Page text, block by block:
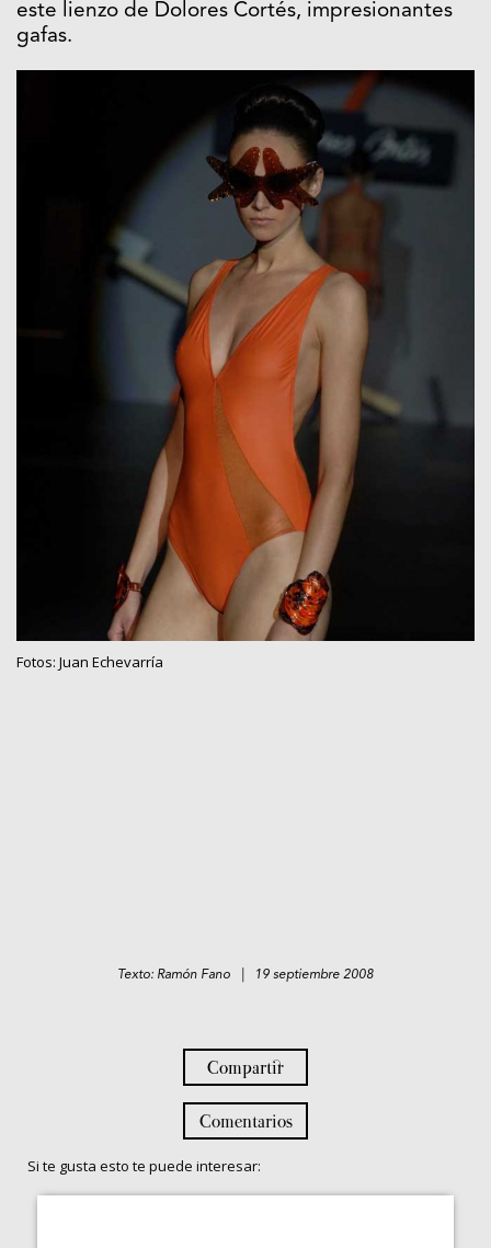
este lienzo de Dolores Cortés, impresionantes
gafas.
Fotos: Juan Echevarría
Texto: Ramón Fano | 19 septiembre 2008
Compartir
Comentarios
Si te gusta esto te puede interesar: